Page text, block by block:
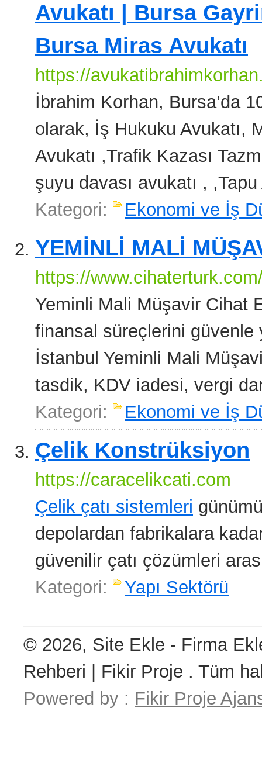
Avukatı | Bursa
Bursa Miras Avukatı
https://
İbrahim Korhan, Bursa’da
olarak, İş Hukuku Avukatı,
Avukatı ,Trafik Kazası
şuyu davası avukatı ,
Kategori:
Ekonomi ve İş
YEMİNLİ MALİ
https://
Yeminli Mali Müşavir Cihat
finansal süreçlerini
İstanbul Yeminli Mali
tasdik, KDV iadesi, vergi
Kategori:
Ekonomi ve İş
Çelik Konstrüksiyon
https://caracelikcati.com
Çelik çatı sistemleri
depolardan fabrikalara
güvenilir çatı çözümleri
Kategori:
Yapı Sektörü
© 2026, Site Ekle - Firma
Rehberi | Fikir Proje . Tüm
Powered by : Fikir Proje